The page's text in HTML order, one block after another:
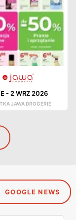
- 2 WRZ 2026
JAWA DROGERIE
GOOGLE NEWS